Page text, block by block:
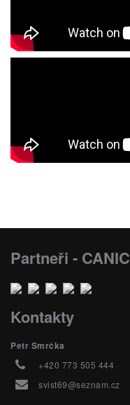
Partneři -
Kontakty
Petr Smrčka
+420 773 505 444
svist69@seznam.cz